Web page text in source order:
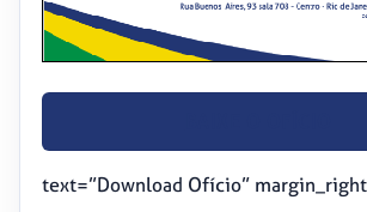
text=”Download Ofício”